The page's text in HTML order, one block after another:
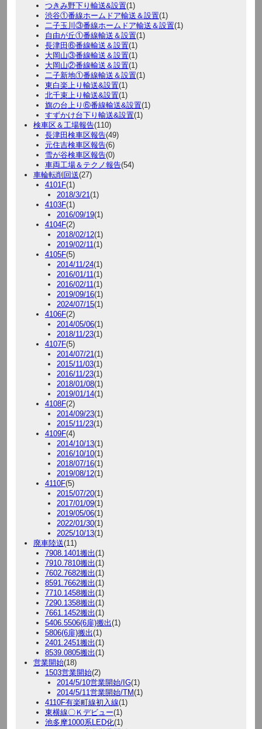
つきみ野下り輸送&設置(1)
渋谷①番線ホームドア輸送＆設置(1)
二子玉川③番線ホームドア輸送＆設置(1)
自由が丘①番線輸送＆設置(1)
長津田⑥番線輸送＆設置(1)
大岡山③番線輸送＆設置(1)
大岡山②番線輸送＆設置(1)
二子新地①番線輸送＆設置(1)
東白楽上り輸送&設置(1)
北千束上り輸送&設置(1)
旗の台上り⑥番線輸送&設置(1)
すずかけ台下り輸送&設置(1)
検車区＆工場報告(110)
長津田検車区報告(49)
元住吉検車区報告(6)
雪が谷検車区報告(0)
車両工場＆テクノ報告(54)
車輪転削回送(27)
4101F(1)
2018/3/21(1)
4103F(1)
2016/09/19(1)
4104F(2)
2018/02/12(1)
2019/02/11(1)
4105F(5)
2014/11/24(1)
2016/01/11(1)
2016/02/11(1)
2019/09/16(1)
2024/07/15(1)
4106F(2)
2014/05/06(1)
2018/11/23(1)
4107F(5)
2014/07/21(1)
2015/11/03(1)
2016/11/23(1)
2018/01/08(1)
2019/01/14(1)
4108F(2)
2014/09/23(1)
2015/11/23(1)
4109F(4)
2014/10/13(1)
2016/10/10(1)
2018/07/16(1)
2019/08/12(1)
4110F(5)
2015/07/20(1)
2017/01/09(1)
2019/05/06(1)
2022/01/30(1)
2025/10/13(1)
廃車陸送(11)
7908.1401搬出(1)
7910.7810搬出(1)
7602.7682搬出(1)
8591.7662搬出(1)
7710.1458搬出(1)
7290.1358搬出(1)
7661.1452搬出(1)
5406.5506(6扉)搬出(1)
5806(6扉)搬出(1)
2401.2451搬出(1)
8539.0805搬出(1)
営業開始(18)
1503営業開始(2)
2014/5/10営業開始/IG(1)
2014/5/11営業開始/TM(1)
4110F有楽町線初入線(1)
東横線〇Ｋデビュー(1)
池多摩1000系LED化(1)